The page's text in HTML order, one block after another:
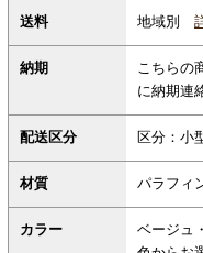
送料 地域別
納期
こちらの
に納期連
配送区分 区分：小
材質 パラフィ
カラー
ベージュ